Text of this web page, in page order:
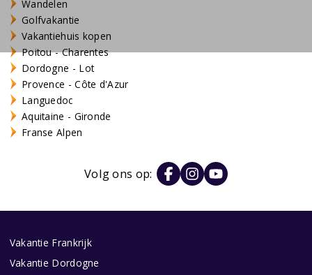
Wandelen
Golfvakantie
Vakantiehuis kopen
Poitou - Charentes
Dordogne - Lot
Provence - Côte d'Azur
Languedoc
Aquitaine - Gironde
Franse Alpen
Volg ons op:
Vakantie Frankrijk
Vakantie Dordogne